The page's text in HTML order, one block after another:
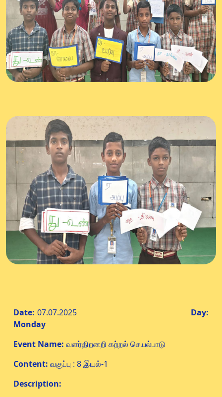
Date: 07.07.2025 Day:
Monday
Event Name: வளர்திறனறி கற்றல் செயல்பாடு
Content: வகுப்பு : 8 இயல்-1
Description: